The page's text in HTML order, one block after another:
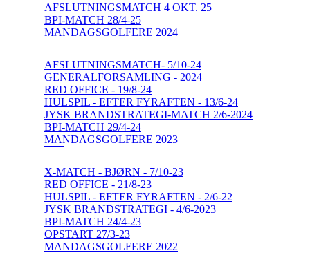
AFSLUTNINGSMATCH 4 OKT. 25
BPI-MATCH 28/4-25
MANDAGSGOLFERE 2024
AFSLUTNINGSMATCH- 5/10-24
GENERALFORSAMLING - 2024
RED OFFICE - 19/8-24
HULSPIL - EFTER FYRAFTEN - 13/6-24
JYSK BRANDSTRATEGI-MATCH 2/6-2024
BPI-MATCH 29/4-24
MANDAGSGOLFERE 2023
X-MATCH - BJØRN - 7/10-23
RED OFFICE - 21/8-23
HULSPIL - EFTER FYRAFTEN - 2/6-22
JYSK BRANDSTRATEGI - 4/6-2023
BPI-MATCH 24/4-23
OPSTART 27/3-23
MANDAGSGOLFERE 2022